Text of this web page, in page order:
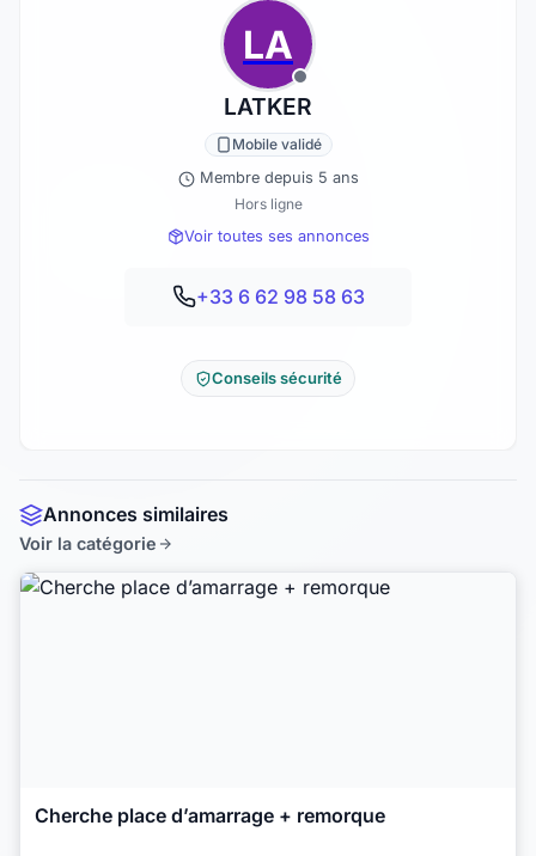
LA
LATKER
Mobile validé
Membre depuis 5 ans
Hors ligne
Voir toutes ses annonces
+33 6 62 98 58 63
Conseils sécurité
Annonces similaires
Voir la catégorie
Cherche place d’amarrage + remorque